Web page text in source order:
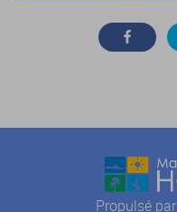
Propulsé par